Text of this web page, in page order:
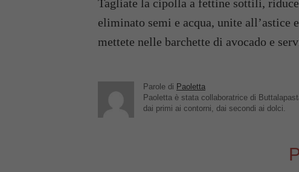
Tagliate la cipolla a fettine sottili,
eliminato semi e acqua, unite all’astice
mettete nelle barchette di avocado e
Parole di Paoletta
Paoletta è stata collaboratrice di
dai primi ai contorni, dai secondi ai dolci.